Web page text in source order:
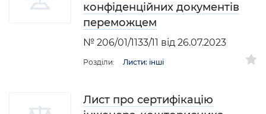
конфіденційних документів
переможцем
№ 206/01/1133/11 від 26.07.2023
Розділи: Листи: інші
Лист про сертифікацію